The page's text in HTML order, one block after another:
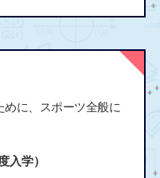
めに、スポーツ全般に
入学）